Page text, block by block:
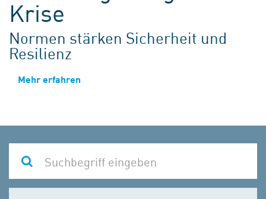
Krise
Normen stärken Sicherheit und
Resilienz
Mehr erfahren